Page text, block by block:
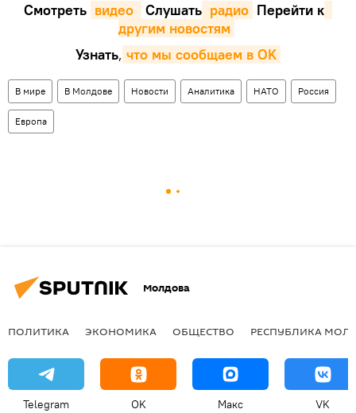
Смотреть видео Cлушать радио Перейти к
другим новостям
Узнать, что мы сообщаем в OK
В мире В Молдове Новости Аналитика НАТО Россия
Европа
Молдова
ПОЛИТИКА ЭКОНОМИКА ОБЩЕСТВО РЕСПУБЛИКА
Telegram OK Макс VK